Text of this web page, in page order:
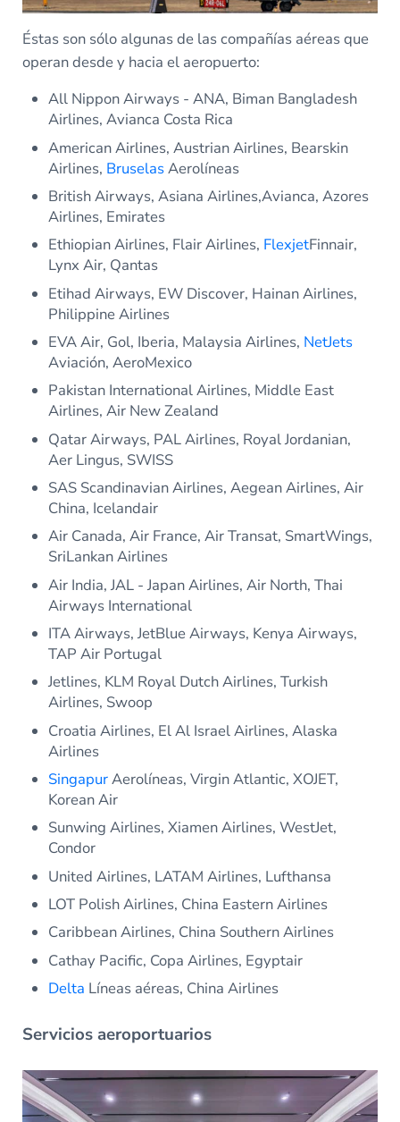
Éstas son sólo algunas de las compañías aéreas que
operan desde y hacia el aeropuerto:
All Nippon Airways - ANA, Biman Bangladesh
Airlines, Avianca Costa Rica
American Airlines, Austrian Airlines, Bearskin
Airlines, BruselasAerolíneas
British Airways, Asiana Airlines,Avianca, Azores
Airlines, Emirates
Ethiopian Airlines, Flair Airlines, FlexjetFinnair,
Lynx Air, Qantas
Etihad Airways, EW Discover, Hainan Airlines,
Philippine Airlines
EVA Air, Gol, Iberia, Malaysia Airlines, NetJets
Aviación, AeroMexico
Pakistan International Airlines, Middle East
Airlines, Air New Zealand
Qatar Airways, PAL Airlines, Royal Jordanian,
Aer Lingus, SWISS
SAS Scandinavian Airlines, Aegean Airlines, Air
China, Icelandair
Air Canada, Air France, Air Transat, SmartWings,
SriLankan Airlines
Air India, JAL - Japan Airlines, Air North, Thai
Airways International
ITA Airways, JetBlue Airways, Kenya Airways,
TAP Air Portugal
Jetlines, KLM Royal Dutch Airlines, Turkish
Airlines, Swoop
Croatia Airlines, El Al Israel Airlines, Alaska
Airlines
SingapurAerolíneas, Virgin Atlantic, XOJET,
Korean Air
Sunwing Airlines, Xiamen Airlines, WestJet,
Condor
United Airlines, LATAM Airlines, Lufthansa
LOT Polish Airlines, China Eastern Airlines
Caribbean Airlines, China Southern Airlines
Cathay Pacific, Copa Airlines, Egyptair
Delta Líneas aéreas, China Airlines
Servicios aeroportuarios